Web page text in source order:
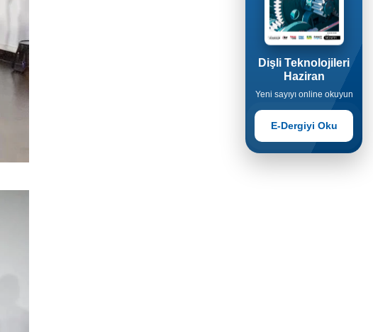
Dişli Teknolojileri
Haziran
Yeni sayıyı online okuyun
E-Dergiyi Oku